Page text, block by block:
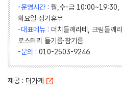
-운영시간 : 월,수-금 10:00~19:30,
화요일 정기휴무
-대표메뉴 : 더치들깨라테, 크림들깨
로스터리 들기름·참기름
-문의 : 010-2503-9246
제공 : 더가게